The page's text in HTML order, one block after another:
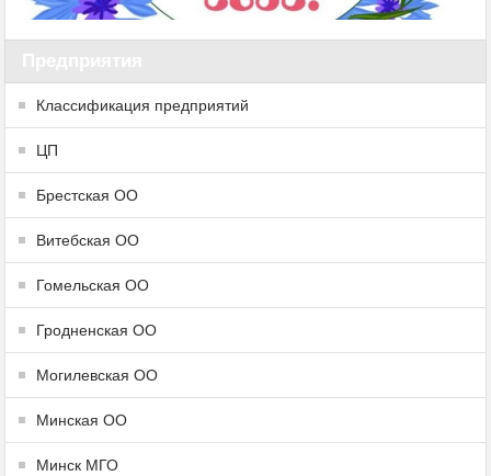
Классификация предприятий
ЦП
Брестская ОО
Витебская ОО
Гомельская ОО
Гродненская ОО
Могилевская ОО
Минская ОО
Минск МГО